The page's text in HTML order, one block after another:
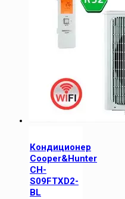
Кондиционер
Cooper&Hunter
CH-
S09FTXD2-
BL